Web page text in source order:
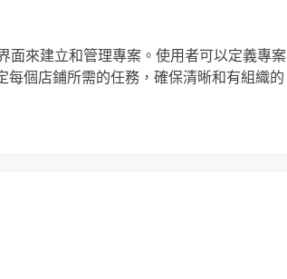
面來建立和管理專案。使用者可以定義專案
每個店鋪所需的任務，確保清晰和有組織的